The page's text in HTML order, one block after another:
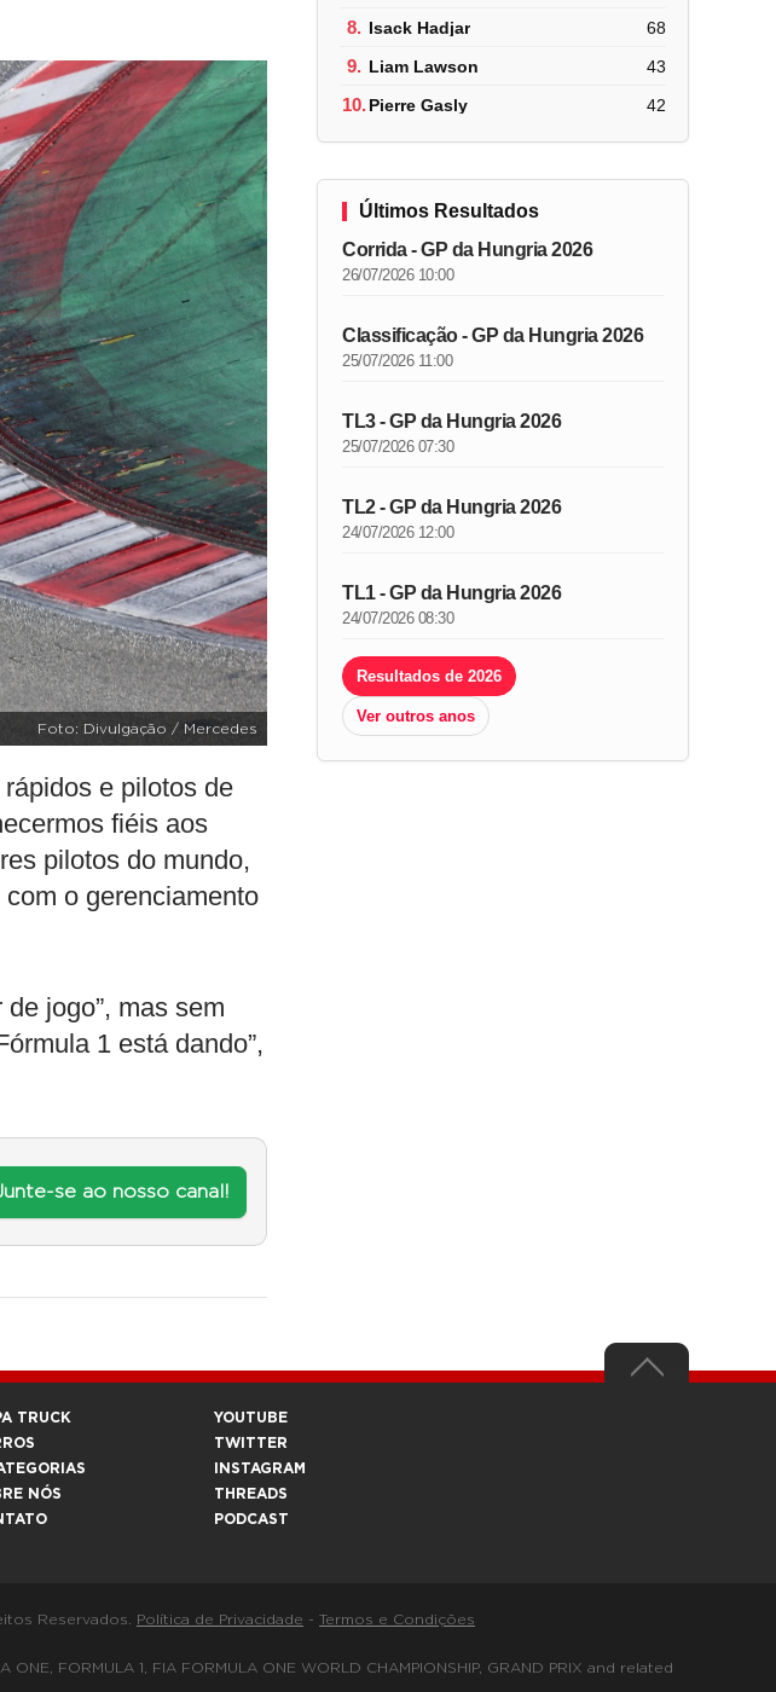
Foto: Divulgação / Mercedes
e pilotos de
fiéis aos
pilotos do mundo,
com o gerenciamento
jogo”, mas sem
1 está dando”,
se ao nosso canal!
8. Isack Hadjar 68
9. Liam Lawson 43
10.Pierre Gasly 42
Últimos Resultados
Corrida - GP da Hungria 2026
26/07/2026 10:00
Classificação - GP da Hungria 2026
25/07/2026 11:00
TL3 - GP da Hungria 2026
25/07/2026 07:30
TL2 - GP da Hungria 2026
24/07/2026 12:00
TL1 - GP da Hungria 2026
24/07/2026 08:30
Resultados de 2026
Ver outros anos
TRUCK
NÓS
YOUTUBE
TWITTER
INSTAGRAM
THREADS
PODCAST
Reservados. Política de Privacidade - Termos e Condições
FORMULA 1, FIA FORMULA ONE WORLD CHAMPIONSHIP, GRAND PRIX and related